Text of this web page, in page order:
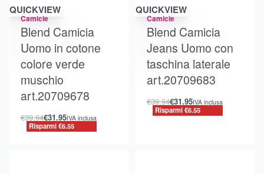
Risparmi €6.55
QUICKVIEW
Camicie
Blend Camicia
Uomo in cotone
colore verde
muschio
art.20709678
€39.94€31.95IVA inclusa
Risparmi €6.55
Risparmi €6.55
QUICKVIEW
Camicie
Blend Camicia
Jeans Uomo con
taschina laterale
art.20709683
€39.94€31.95IVA inclusa
Risparmi €6.55